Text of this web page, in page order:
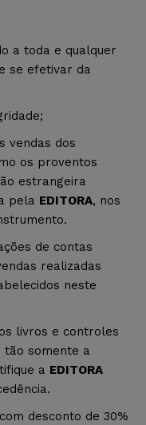
a toda e qualquer
se efetivar da
vendas dos
os proventos
estrangeira
pela EDITORA, nos
de contas
realizadas
neste
livros e controles
somente a
a EDITORA
com desconto de 30%